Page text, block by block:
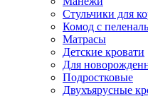
Стульчики для
Комод с
Матрасы
Детские кровати
Для
Подростковые
Двухъярусные